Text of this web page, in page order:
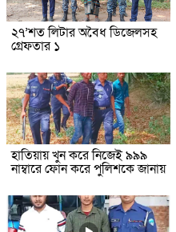
২৭’শত লিটার অবৈধ ডিজেলসহ
গ্রেফতার ১
হাতিয়ায় খুন করে নিজেই ৯৯৯
নাম্বারে ফোন করে পুলিশকে জানায়